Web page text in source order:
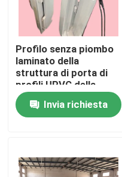
Giro della fabbrica
Controllo di qualità
Contattici
Richieda una citazione
Profili della porta di
Profilo senza piombo
laminato della
struttura di porta di
profili UPVC della
porta e della finestra
Invia richiesta